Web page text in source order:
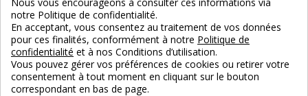
3X SANS FRAIS
100% sécurisé
PAIEMENT 100% SÉCURISÉ
par CB / Amex / Virement
notre Politique de confidentialité.
En acceptant, vous consentez au traitement de vos données
pour ces finalités, conformément à notre Politique de
confidentialité et à nos Conditions d’utilisation.
Vous pouvez gérer vos préférences de cookies ou retirer votre
consentement à tout moment en cliquant sur le bouton
correspondant en bas de page.